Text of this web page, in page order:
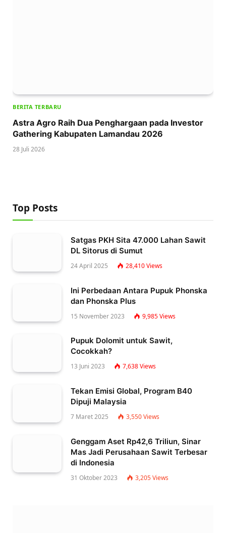
BERITA TERBARU
Astra Agro Raih Dua Penghargaan pada Investor
Gathering Kabupaten Lamandau 2026
28 Juli 2026
Top Posts
Satgas PKH Sita 47.000 Lahan Sawit
DL Sitorus di Sumut
24 April 2025 28,410Views
Ini Perbedaan Antara Pupuk Phonska
dan Phonska Plus
15 November 2023 9,985Views
Pupuk Dolomit untuk Sawit,
Cocokkah?
13 Juni 2023 7,638Views
Tekan Emisi Global, Program B40
Dipuji Malaysia
7 Maret 2025 3,550Views
Genggam Aset Rp42,6 Triliun, Sinar
Mas Jadi Perusahaan Sawit Terbesar
di Indonesia
31 Oktober 2023 3,205Views